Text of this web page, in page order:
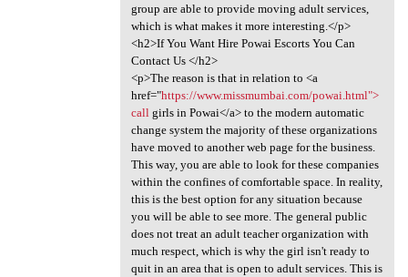
group are able to provide moving adult services,
which is what makes it more interesting.</p>
<h2>If You Want Hire Powai Escorts You Can
Contact Us </h2>
<p>The reason is that in relation to <a
href="https://www.missmumbai.com/powai.html">
call girls in Powai</a> to the modern automatic
change system the majority of these organizations
have moved to another web page for the business.
This way, you are able to look for these companies
within the confines of comfortable space. In reality,
this is the best option for any situation because
you will be able to see more. The general public
does not treat an adult teacher organization with
much respect, which is why the girl isn't ready to
quit in an area that is open to adult services. This is